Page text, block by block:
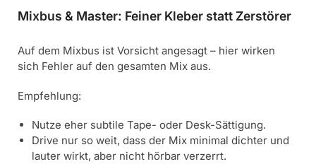
Mixbus & Master: Feiner Kleber statt Zerstörer
Auf dem Mixbus ist Vorsicht angesagt – hier wirken
sich Fehler auf den gesamten Mix aus.
Empfehlung:
Nutze eher subtile Tape- oder Desk-Sättigung.
Drive nur so weit, dass der Mix minimal dichter und
lauter wirkt, aber nicht hörbar verzerrt.